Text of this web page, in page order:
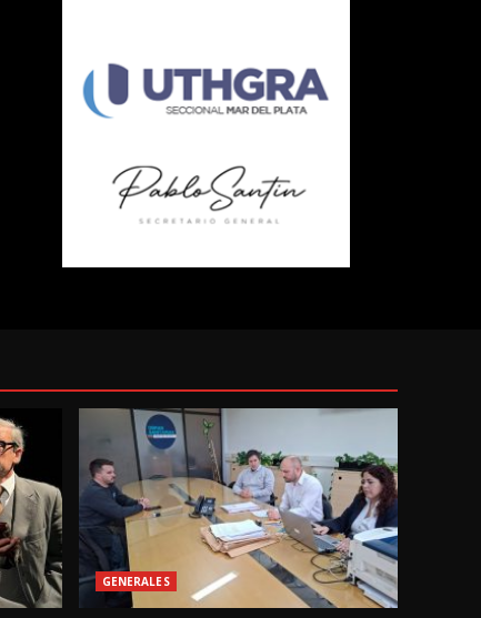
GENERALES